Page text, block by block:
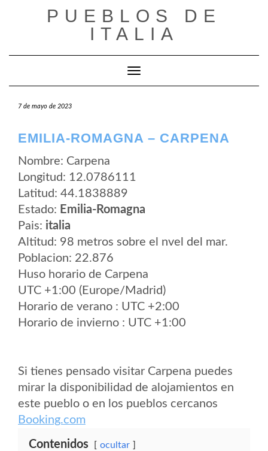
PUEBLOS DE
ITALIA
Cambiar modo de navegación
7 de mayo de 2023
EMILIA-ROMAGNA – CARPENA
Nombre: Carpena
Longitud: 12.0786111
Latitud: 44.1838889
Estado: Emilia-Romagna
Pais: italia
Altitud: 98 metros sobre el nvel del mar.
Poblacion: 22.876
Huso horario de Carpena
UTC +1:00 (Europe/Madrid)
Horario de verano : UTC +2:00
Horario de invierno : UTC +1:00
Si tienes pensado visitar Carpena puedes
mirar la disponibilidad de alojamientos en
este pueblo o en los pueblos cercanos
Booking.com
Contenidos ocultar